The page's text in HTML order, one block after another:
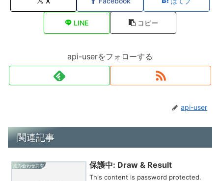
LINE コピー
api-userをフォローする
api-user
関連記事
組み合わせ共有 保護中: Draw & Result
This content is password protected.